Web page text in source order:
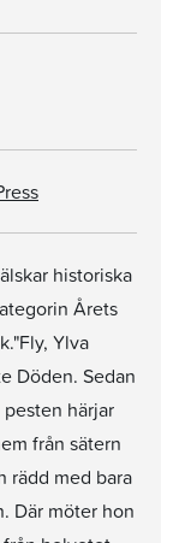
historiska
Årets
Ylva
Döden. Sedan
härjar
från sätern
rädd med bara
Där möter hon